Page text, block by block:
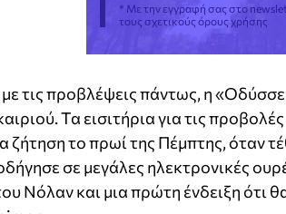
* Με την εγγραφή σας στο
τους σχετικούς όρους χρήσης
τις προβλέψεις πάντως, η
Τα εισιτήρια για τις
ζήτηση το πρωί της Πέμπτης, όταν
σε μεγάλες ηλεκτρονικές
Νόλαν και μια πρώτη ένδειξη ότι